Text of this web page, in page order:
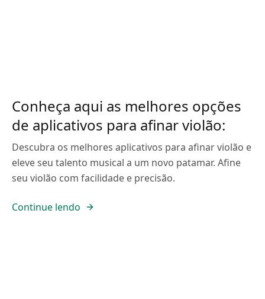
Conheça aqui as melhores opções
de aplicativos para afinar violão:
Descubra os melhores aplicativos para afinar violão e
eleve seu talento musical a um novo patamar. Afine
seu violão com facilidade e precisão.
Continue lendo